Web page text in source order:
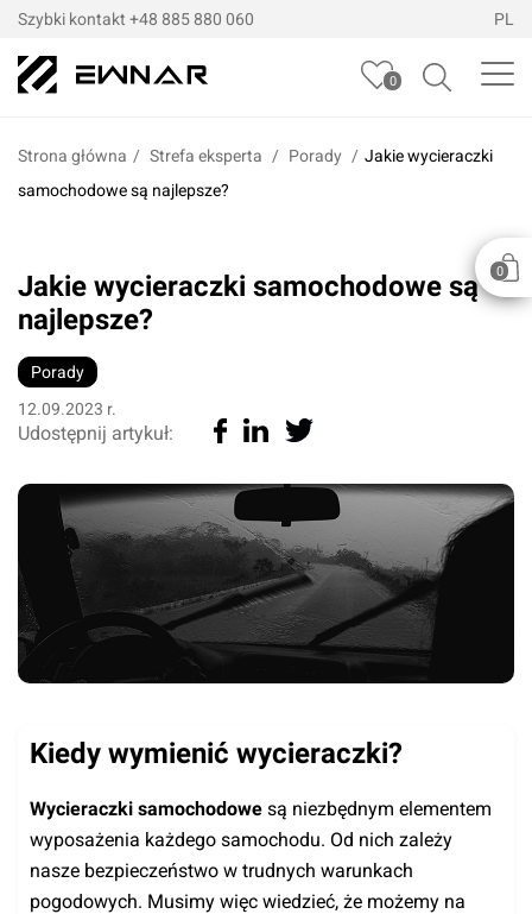
Szybki kontakt +48 885 880 060 PL
0
0
Strona główna / Strefa eksperta Porady
Jakie wycieraczki
samochodowe są najlepsze?
Jakie wycieraczki samochodowe są
najlepsze?
Porady
12.09.2023 r.
Udostępnij artykuł:
Kiedy wymienić wycieraczki?
Wycieraczki samochodowe są niezbędnym elementem
wyposażenia każdego samochodu. Od nich zależy
nasze bezpieczeństwo w trudnych warunkach
pogodowych. Musimy więc wiedzieć, że możemy na